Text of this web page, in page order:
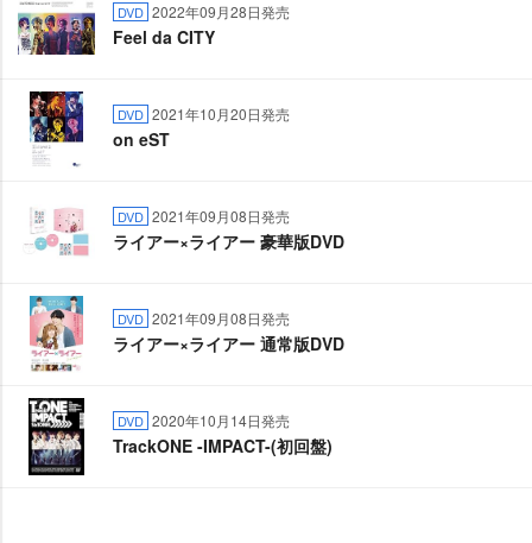
DVD 2022年09月28日発売
Feel da CITY
DVD 2021年10月20日発売
on eST
DVD 2021年09月08日発売
ライアー×ライアー 豪華版DVD
DVD 2021年09月08日発売
ライアー×ライアー 通常版DVD
DVD 2020年10月14日発売
TrackONE -IMPACT-(初回盤)